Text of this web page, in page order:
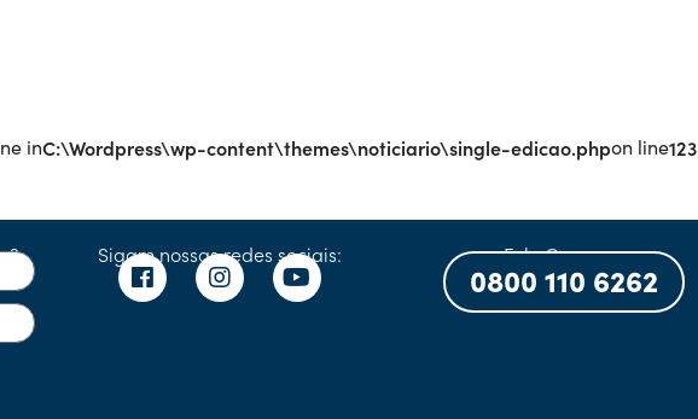
inC:\Wordpress\wp-content\themes\noticiario\single-edicao.phpon line123
Sigam nossas redes sociais: Fale Conosco:
0800 110 6262